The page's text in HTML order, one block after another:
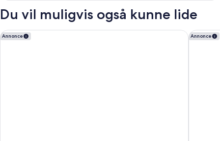
Room
Du vil muligvis også kunne lide
Annonce
Crowne Plaza Hotel Foster City - San Mateo by IHG Annonce
Four